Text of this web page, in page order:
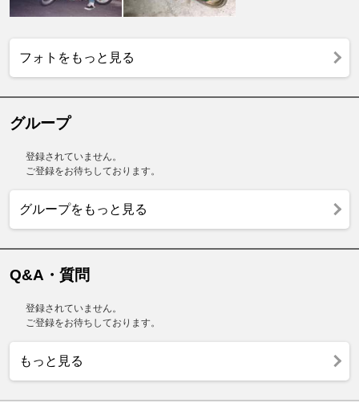
フォトをもっと見る
グループ
登録されていません。
ご登録をお待ちしております。
グループをもっと見る
Q&A・質問
登録されていません。
ご登録をお待ちしております。
もっと見る